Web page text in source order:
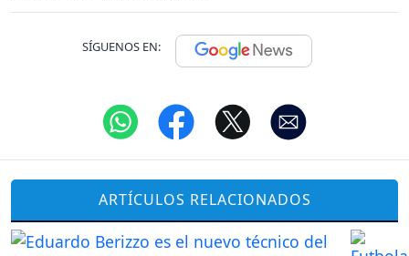
SÍGUENOS EN:
ARTÍCULOS RELACIONADOS